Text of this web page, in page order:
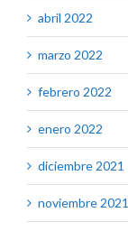
abril 2022
marzo 2022
febrero 2022
enero 2022
diciembre 2021
noviembre 2021